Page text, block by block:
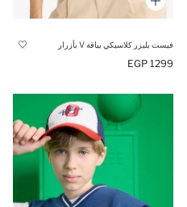
فيست بليزر كلاسيكي بياقة V بأزرار
1299 EGP